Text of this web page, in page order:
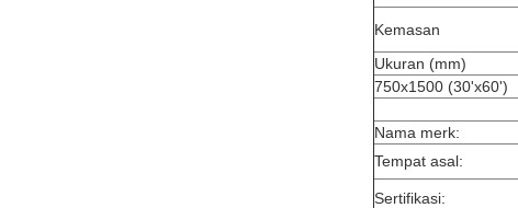
Kemasan
Ukuran (mm)
750x1500 (30'x60')
Nama merk:
Tempat asal:
Sertifikasi: